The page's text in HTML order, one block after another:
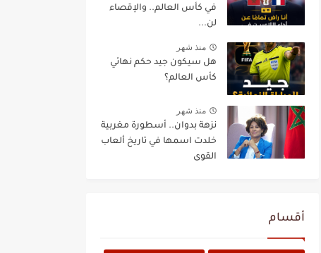
في كأس العالم.. والإقصاء
لن...
منذ شهر
هل سيكون جيد حكم نهائي
كأس العالم؟
منذ شهر
نزهة بدوان.. أسطورة مغربية
خلدت اسمها في تاريخ ألعاب
القوى
أقسام